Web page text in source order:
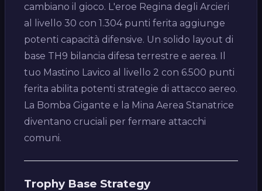
cambiano il gioco. L'eroe Regina degli Arcieri
al livello 30 con 1.304 punti ferita aggiunge
potenti capacità difensive. Un solido layout di
base TH9 bilancia difesa terrestre e aerea. Il
tuo Mastino Lavico al livello 2 con 6.500 punti
ferita abilita potenti strategie di attacco aereo.
La Bomba Gigante e la Mina Aerea Stanatrice
diventano cruciali per fermare attacchi
comuni.
Trophy Base Strategy